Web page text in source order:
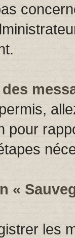
permis,
pour
«
les